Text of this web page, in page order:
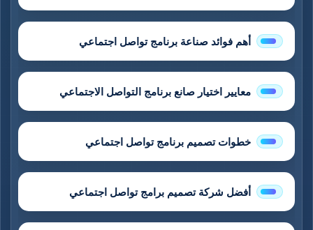
أهم فوائد صناعة برنامج تواصل اجتماعي
معايير اختيار صانع برنامج التواصل الاجتماعي
خطوات تصميم برنامج تواصل اجتماعي
أفضل شركة تصميم برامج تواصل اجتماعي